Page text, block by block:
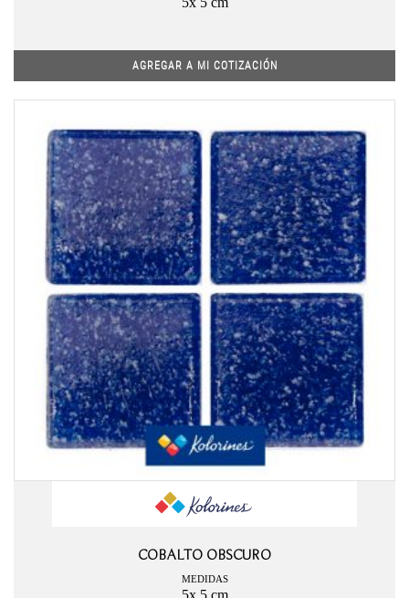
AGREGAR A MI COTIZACIÓN
COBALTO OBSCURO
MEDIDAS
5x 5 cm